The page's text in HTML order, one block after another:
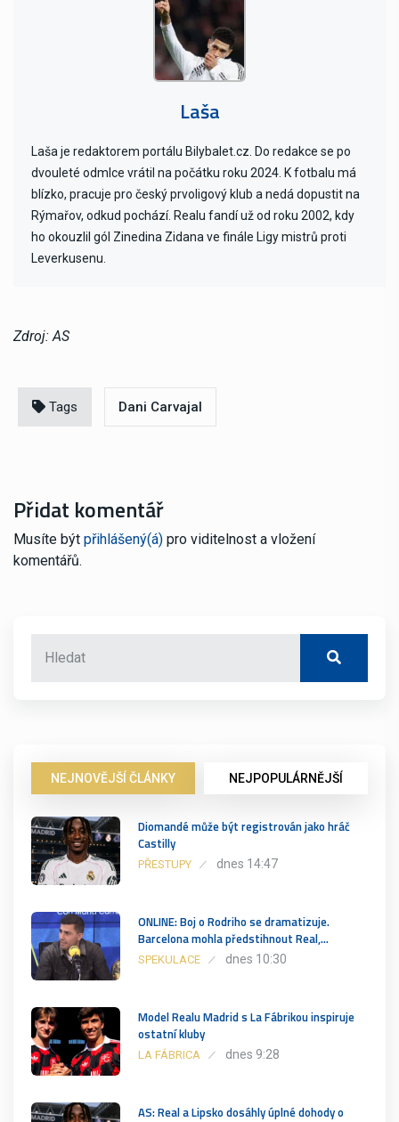
Laša
Laša je redaktorem portálu Bilybalet.cz. Do redakce se po
dvouleté odmlce vrátil na počátku roku 2024. K fotbalu má
blízko, pracuje pro český prvoligový klub a nedá dopustit na
Rýmařov, odkud pochází. Realu fandí už od roku 2002, kdy
ho okouzlil gól Zinedina Zidana ve finále Ligy mistrů proti
Leverkusenu.
Zdroj: AS
Tags Dani Carvajal
Přidat komentář
Musíte být přihlášený(á) pro viditelnost a vložení
komentářů.
NEJNOVĚJŠÍ ČLÁNKY NEJPOPULÁRNĚJŠÍ
Diomandé může být registrován jako hráč
Castilly
PŘESTUPY dnes 14:47
ONLINE: Boj o Rodriho se dramatizuje.
Barcelona mohla předstihnout Real,…
SPEKULACE dnes 10:30
Model Realu Madrid s La Fábrikou inspiruje
ostatní kluby
LA FÁBRICA dnes 9:28
AS: Real a Lipsko dosáhly úplné dohody o